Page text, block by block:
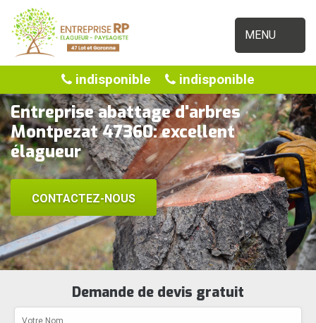
MENU
indisponible indisponible
Entreprise abattage d'arbres
Montpezat 47360: excellent
élagueur
CONTACTEZ-NOUS
Demande de devis gratuit